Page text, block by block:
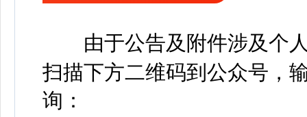
由于公告及附件涉及个人
扫描下方二维码到公众号，
询：